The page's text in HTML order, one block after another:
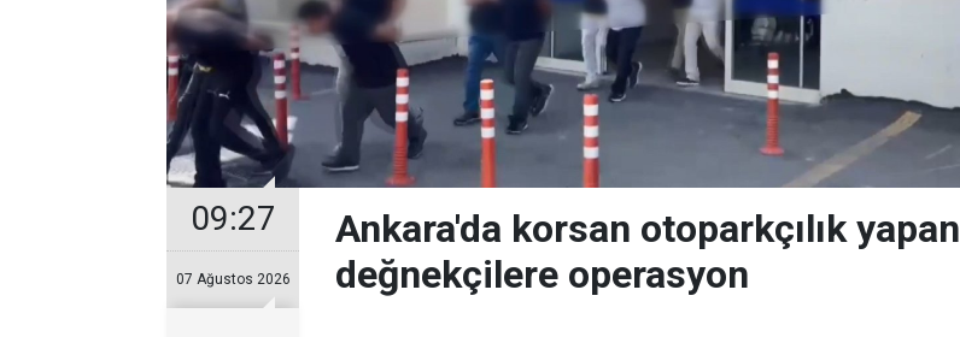
09:27
07 Ağustos 2026
Ankara'da korsan otoparkçılık yapan
değnekçilere operasyon